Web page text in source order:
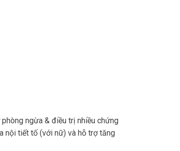
ngừa & điều trị nhiều chứng
nội tiết tố (với nữ) và hỗ trợ tăng